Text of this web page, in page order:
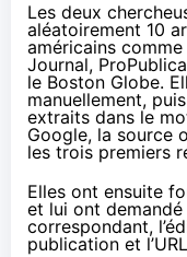
Les deux
aléatoirement 10
américains
Journal,
le Boston Globe.
manuellement,
extraits dans le
Google, la source
les trois premiers
Elles ont ensuite
et lui ont demandé
correspondant,
publication et